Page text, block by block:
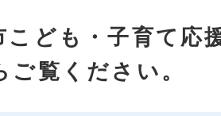
ども・子育て応
ご覧ください。